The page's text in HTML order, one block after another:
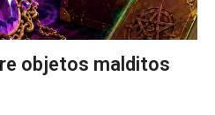
objetos malditos